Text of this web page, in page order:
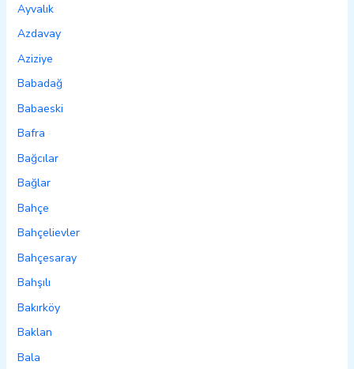
Ayvalık
Azdavay
Aziziye
Babadağ
Babaeski
Bafra
Bağcılar
Bağlar
Bahçe
Bahçelievler
Bahçesaray
Bahşılı
Bakırköy
Baklan
Bala